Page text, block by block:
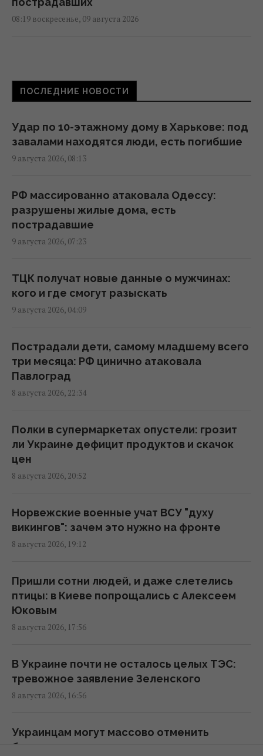
08:19 воскресенье, 09 августа 2026
01:23 воскресенье, 09 августа 2026
Россия может применить ядерное оружие
против Украины: в МИД Турции назвали
реальное условие
Жителей Одессы готовят к защите города
от российского десанта
23:26 суббота, 08 августа 2026
Россия нанесла удар по центру
Павлограда: есть раненые
22:39 суббота, 08 августа 2026
ВСУ уничтожили комплекс РЭБ,
предназначенный для подавления Starlink,
- OSINT
22:16 суббота, 08 августа 2026
Путин стянул в Москву ПВО со всей России,
но потери все равно огромны, – Зеленский
21:04 суббота, 08 августа 2026
Зеленский раскрыл дальнейшие планы
Путина
20:50 суббота, 08 августа 2026
Маск не разрешил Украине использовать
Starlink для ударов по России, - The Atlantic
19:19 суббота, 08 августа 2026
предостерег от ошибочного взгляда на
войну
18:43 суббота, 08 августа 2026
"Молимся, когда везем пациента": медики
рассказали BBC об охоте российских
ПОСЛЕДНИЕ НОВОСТИ
Удар по 10-этажному дому в Харькове: под
завалами находятся люди, есть погибшие
9 августа 2026, 08:13
РФ массированно атаковала Одессу:
разрушены жилые дома, есть
пострадавшие
9 августа 2026, 07:23
ТЦК получат новые данные о мужчинах:
кого и где смогут разыскать
9 августа 2026, 04:09
Пострадали дети, самому младшему всего
три месяца: РФ цинично атаковала
Павлоград
8 августа 2026, 22:34
Полки в супермаркетах опустели: грозит
ли Украине дефицит продуктов и скачок
цен
8 августа 2026, 20:52
Норвежские военные учат ВСУ "духу
викингов": зачем это нужно на фронте
8 августа 2026, 19:12
Пришли сотни людей, и даже слетелись
птицы: в Киеве попрощались с Алексеем
Юковым
8 августа 2026, 17:56
В Украине почти не осталось целых ТЭС:
тревожное заявление Зеленского
8 августа 2026, 16:56
Украинцам могут массово отменить
бронирование за сутки: юрист назвал